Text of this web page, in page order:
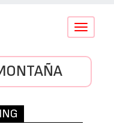
Conmutar